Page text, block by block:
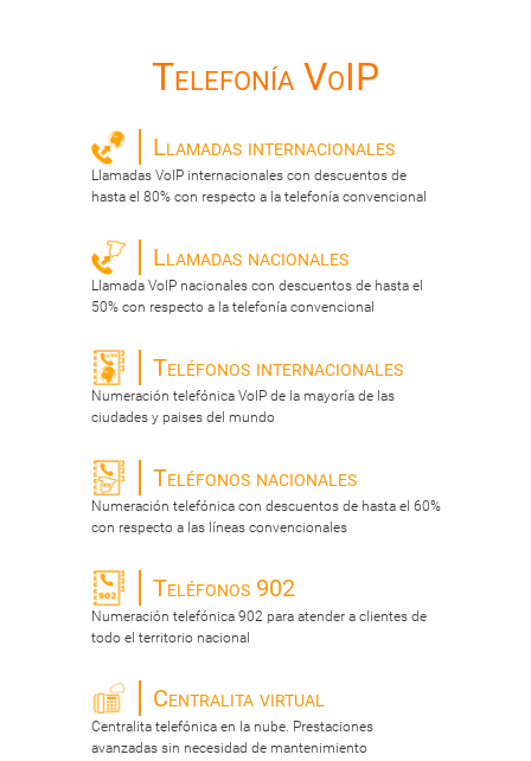
Telefonía VoIP
Llamadas internacionales
Llamadas VoIP internacionales con descuentos de
hasta el 80% con respecto a la telefonía convencional
Llamadas nacionales
Llamada VoIP nacionales con descuentos de hasta el
50% con respecto a la telefonía convencional
Teléfonos internacionales
Numeración telefónica VoIP de la mayoría de las
ciudades y paises del mundo
Teléfonos nacionales
Numeración telefónica con descuentos de hasta el 60%
con respecto a las líneas convencionales
Teléfonos 902
Numeración telefónica 902 para atender a clientes de
todo el territorio nacional
Centralita virtual
Centralita telefónica en la nube. Prestaciones
avanzadas sin necesidad de mantenimiento